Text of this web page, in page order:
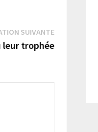
SUIVANTEPublication
suivante :
leur trophée